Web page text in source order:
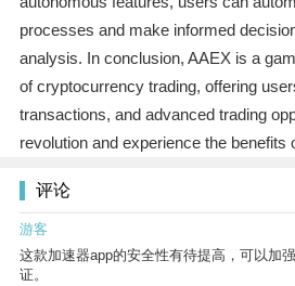
processes and make informed
analysis. In conclusion, AAEX is a
of cryptocurrency trading, offering
transactions, and advanced trading
revolution and experience the benefits
评论
游客
这款加速器app的安全性有待提高，可以加
证。